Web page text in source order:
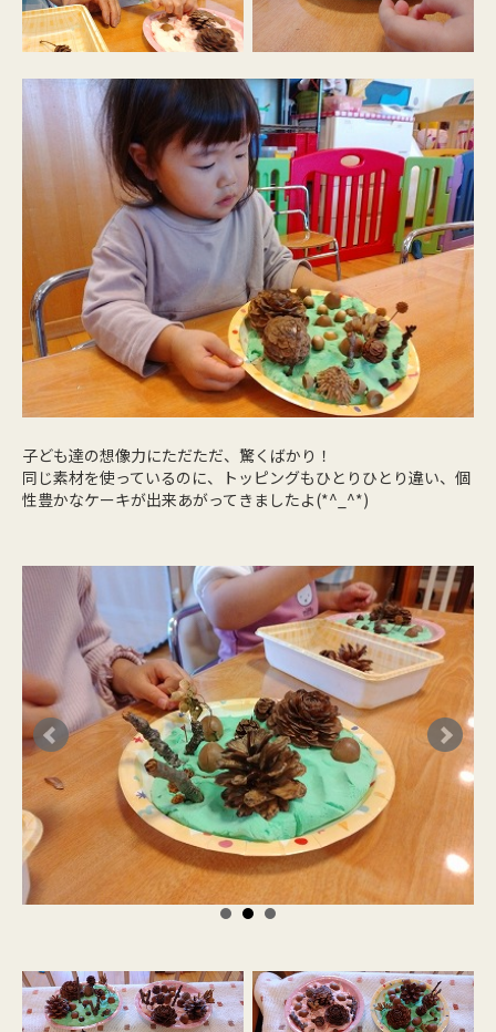
子ども達の想像力にただただ、驚くばかり！
同じ素材を使っているのに、トッピングもひとりひとり違い、個
性豊かなケーキが出来あがってきましたよ(*^_^*)